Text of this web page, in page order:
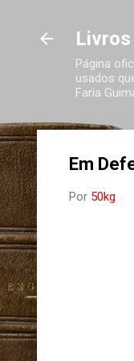
Página
usados
Faria
Em
Por 50kg